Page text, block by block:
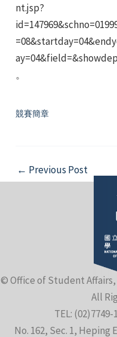
nt.jsp?
。
競賽簡章
Post
navigation
← Previous Post
© Office of Student
All
TEL: (02)7749-
No. 162, Sec. 1, Heping